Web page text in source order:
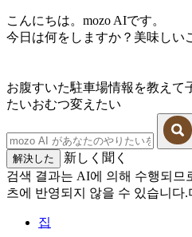
こんにちは。mozo AIです。
今日は何をしますか？美味しい
お腹すいた駐車場情報を教えて
たいおむつ変えたい
解決した
新しく聞く
검색 결과는 AI에 의해 수행되므
츠에 반영되지 않을 수 있습니다
집